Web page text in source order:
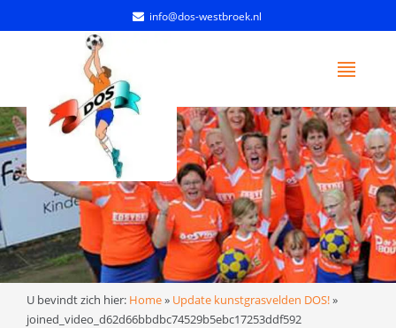
info@dos-westbroek.nl
U bevindt zich hier: Home» Update kunstgrasvelden DOS!»
joined_video_d62d66bbdbc74529b5ebc17253ddf592